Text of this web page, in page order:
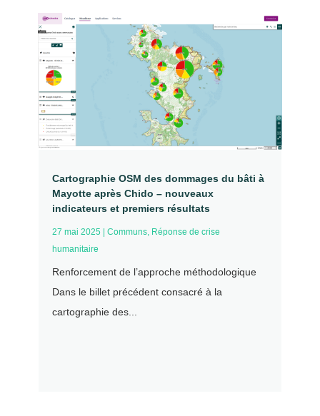
Cartographie OSM des dommages du bâti à
Mayotte après Chido – nouveaux
indicateurs et premiers résultats
27 mai 2025 Communs, Réponse de crise
humanitaire
Renforcement de l’approche méthodologique
Dans le billet précédent consacré à la
cartographie des...